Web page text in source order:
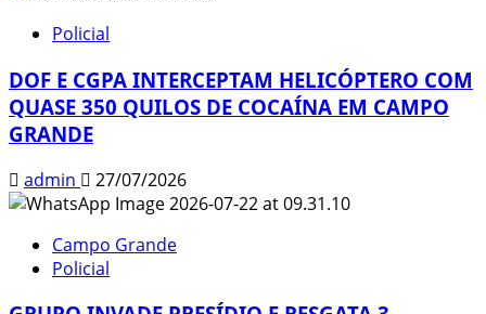
Policial
DOF E CGPA INTERCEPTAM HELICÓPTERO COM
QUASE 350 QUILOS DE COCAÍNA EM CAMPO
GRANDE
admin 27/07/2026
Campo Grande
Policial